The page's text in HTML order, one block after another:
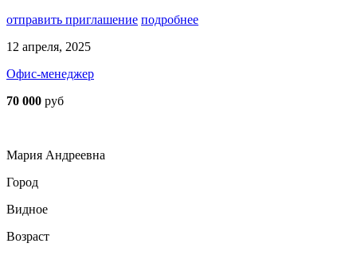
отправить приглашение подробнее
12 апреля, 2025
Офис-менеджер
70 000 руб
Мария Андреевна
Город
Видное
Возраст